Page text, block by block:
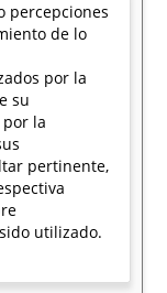
percepciones
de lo
por la
su
la
pertinente,
utilizado.